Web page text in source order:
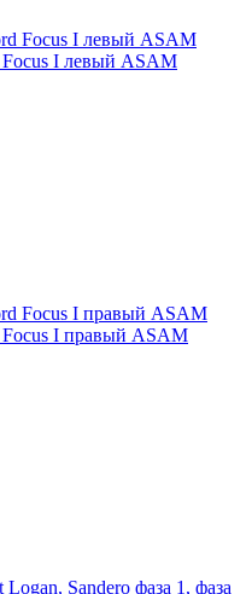
Focus I левый ASAM
Focus I правый ASAM